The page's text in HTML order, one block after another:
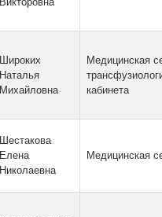
Широких
Наталья
Михайловна
Медицинская
кабинета
Шестакова
Елена
Николаевна
Медицинская